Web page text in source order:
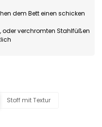
dem Bett einen schicken
oder verchromten Stahlfüßen
Stoff mit Textur